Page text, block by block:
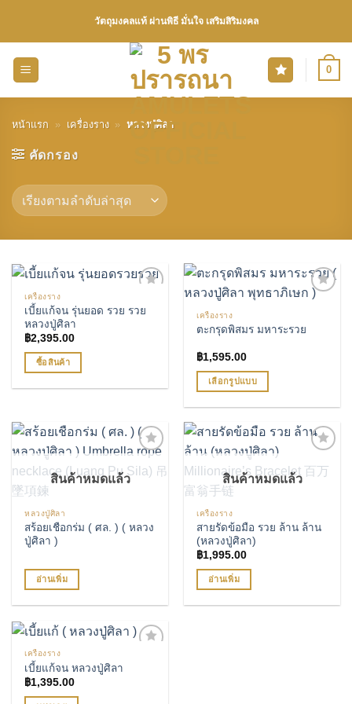
วัตถุมงคลแท้ ผ่านพิธี มั่นใจ เสริมสิริมงคล
0
หน้าแรก » เครื่องราง » หลวงปู่ศิลา
คัดกรอง
เพิ่มรายการโปรด
เครื่องราง
เบี้ยแก้จน รุ่นยอด รวย รวย
หลวงปู่ศิลา
฿2,395.00
ซื้อสินค้า
เครื่องราง
ตะกรุดพิสมร มหาระรวย
฿1,595.00
เลือกรูปแบบ
has
multiple
variants.
options
may
be
chosen
the
เพิ่มรายการโปรด
สินค้าหมดแล้ว
หลวงปู่ศิลา
สร้อยเชือกร่ม ( ศล. ) ( หลวง
ปู่ศิลา )
อ่านเพิ่ม
เพิ่มรายการโปรด
สินค้าหมดแล้ว
เครื่องราง
สายรัดข้อมือ รวย ล้าน ล้าน
(หลวงปู่ศิลา)
฿1,995.00
อ่านเพิ่ม
เพิ่มรายการโปรด
เครื่องราง
เบี้ยแก้จน หลวงปู่ศิลา
฿1,395.00